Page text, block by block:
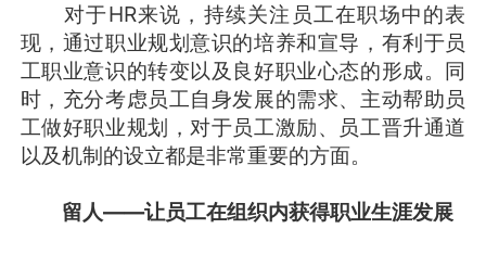
对于HR来说，持续关注员工在职场中的表
现，通过职业规划意识的培养和宣导，有利于员
工职业意识的转变以及良好职业心态的形成。同
时，充分考虑员工自身发展的需求、主动帮助员
工做好职业规划，对于员工激励、员工晋升通道
以及机制的设立都是非常重要的方面。
留人——让员工在组织内获得职业生涯发展